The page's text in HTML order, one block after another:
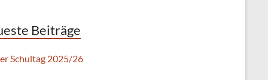
Beiträge
Schultag 2025/26